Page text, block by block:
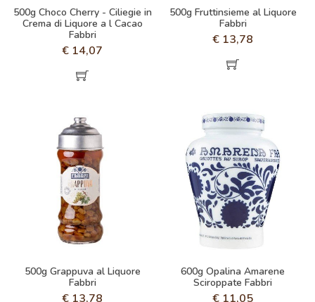
500g Choco Cherry - Ciliegie in
Crema di Liquore a l Cacao
Fabbri
€ 14,07
500g Fruttinsieme al Liquore
Fabbri
€ 13,78
500g Grappuva al Liquore
Fabbri
€ 13,78
600g Opalina Amarene
Sciroppate Fabbri
€ 11,05